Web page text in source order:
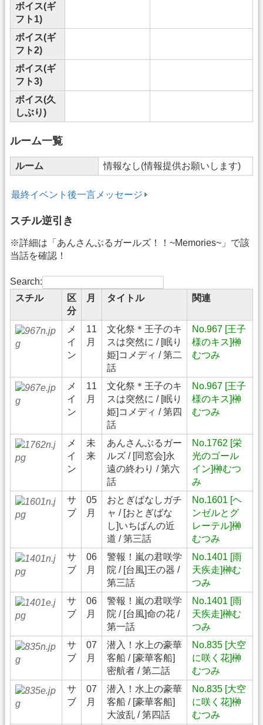
ボイス(ギ
フト1)
ボイス(ギ
フト2)
ボイス(ギ
フト3)
ボイス(久
しぶり)
ルーム一覧
ルーム 情報なし(情報提供お願いします)
最終イベント後一言メッセージ
スチル逆引き
※詳細は「あんさんぶるガールズ！！~Memories~」で該
当話を確認！
Search:
スチル
区
分
月 タイトル 関連
メ
イ
ン
11
月
文化祭＊王子のキ
スは突然に / [眠り
姫]コメディ / 第二
話
No.967 [王子
様のキス]榊
むつみ
メ
イ
ン
11
月
文化祭＊王子のキ
スは突然に / [眠り
姫]コメディ / 第四
話
No.967 [王子
様のキス]榊
むつみ
メ
イ
ン
未
来
あんさんぶるガー
ルズ / [同窓会]永
遠の終わり / 第六
話
No.1762 [栄
光のゴール
イン]榊むつ
み
サ
ブ
05
月
おとぎばなしガチ
ャ / [おとぎばな
し]いちばんの近
道 / 第三話
No.1601 [ヘ
ンゼルとグ
レーテル]榊
むつみ
サ
ブ
06
月
警報！嵐の君咲学
院 / [台風]王の器 /
第三話
No.1401 [雨
天疾走]榊む
つみ
サ
ブ
06
月
警報！嵐の君咲学
院 / [台風]命の花 /
第一話
No.1401 [雨
天疾走]榊む
つみ
サ
ブ
07
月
潜入！水上の豪華
客船 / [豪華客船]
密航者 / 第二話
No.835 [大空
に咲く花]榊
むつみ
サ
ブ
07
月
潜入！水上の豪華
客船 / [豪華客船]
大波乱 / 第四話
No.835 [大空
に咲く花]榊
むつみ